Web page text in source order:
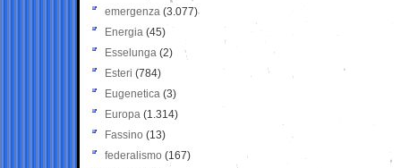
emergenza (3.077)
Energia (45)
Esselunga (2)
Esteri (784)
Eugenetica (3)
Europa (1.314)
Fassino (13)
federalismo (167)